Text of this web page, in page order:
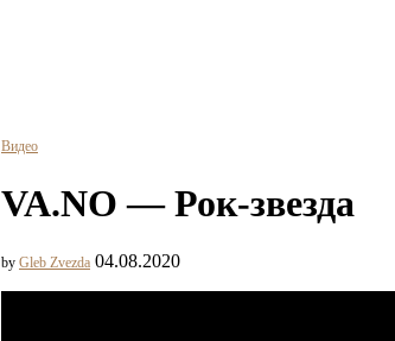
Видео
VA.NO — Рок-звезда
by Gleb Zvezda 04.08.2020